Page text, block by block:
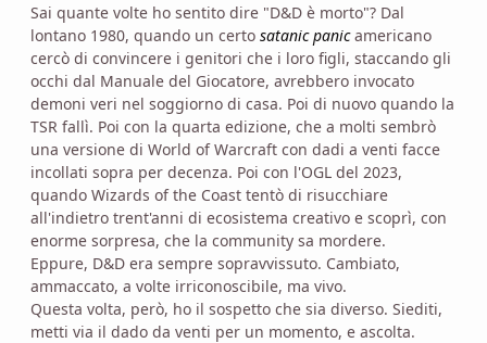
Sai quante volte ho sentito dire "D&D è morto"? Dal
lontano 1980, quando un certo satanic panicamericano
cercò di convincere i genitori che i loro figli, staccando gli
occhi dal Manuale del Giocatore, avrebbero invocato
demoni veri nel soggiorno di casa. Poi di nuovo quando la
TSR fallì. Poi con la quarta edizione, che a molti sembrò
una versione di World of Warcraft con dadi a venti facce
incollati sopra per decenza. Poi con l'OGL del 2023,
quando Wizards of the Coast tentò di risucchiare
all'indietro trent'anni di ecosistema creativo e scoprì, con
enorme sorpresa, che la community sa mordere.
Eppure, D&D era sempre sopravvissuto. Cambiato,
ammaccato, a volte irriconoscibile, ma vivo.
Questa volta, però, ho il sospetto che sia diverso. Siediti,
metti via il dado da venti per un momento, e ascolta.